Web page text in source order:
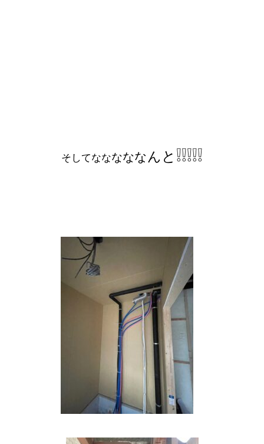
そしてななななな ん と ❕❕❕❕❕